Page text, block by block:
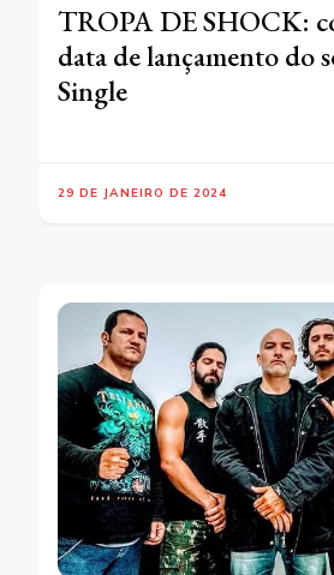
TROPA DE SHOCK:
data de lançamento do
Single
29 DE JANEIRO DE 2024